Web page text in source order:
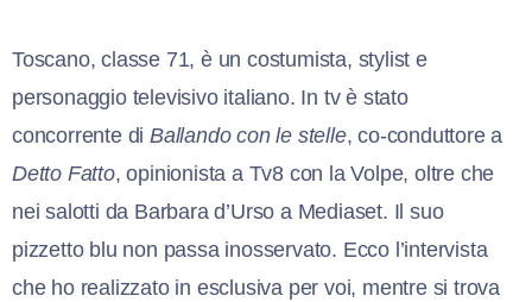
Toscano, classe 71, è un costumista, stylist e
personaggio televisivo italiano. In tv è stato
concorrente diBallando con le stelle, co-conduttore a
Detto Fatto, opinionista a Tv8 con la Volpe, oltre che
nei salotti da Barbara d’Urso a Mediaset. Il suo
pizzetto blu non passa inosservato. Ecco l’intervista
che ho realizzato in esclusiva per voi, mentre si trova